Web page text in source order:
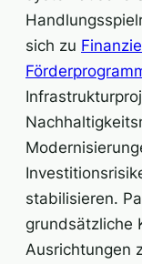
sich zu
stabilisieren.
grundsätzliche
Ausrichtungen